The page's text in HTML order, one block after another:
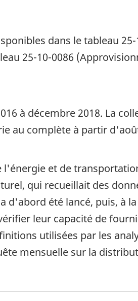
dans le tableau 25-
25-10-0086
à décembre 2018. La
au complète à partir
et de
qui recueillait des
d'abord été lancé, puis, à
leur capacité de
utilisées par les
mensuelle sur la